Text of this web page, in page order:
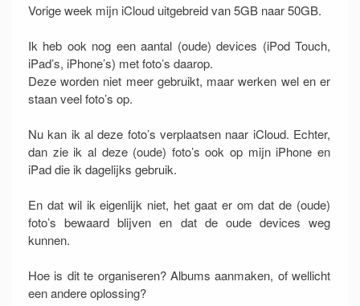
Vorige week mijn iCloud uitgebreid van 5GB naar 50GB.
Ik heb ook nog een aantal (oude) devices (iPod Touch,
iPad’s, iPhone’s) met foto’s daarop.
Deze worden niet meer gebruikt, maar werken wel en er
staan veel foto’s op.
Nu kan ik al deze foto’s verplaatsen naar iCloud. Echter,
dan zie ik al deze (oude) foto’s ook op mijn iPhone en
iPad die ik dagelijks gebruik.
En dat wil ik eigenlijk niet, het gaat er om dat de (oude)
foto’s bewaard blijven en dat de oude devices weg
kunnen.
Hoe is dit te organiseren? Albums aanmaken, of wellicht
een andere oplossing?